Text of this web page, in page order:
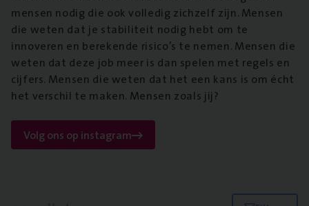
mensen nodig die ook volledig zichzelf zijn. Mensen
die weten dat je stabiliteit nodig hebt om te
innoveren en berekende risico’s te nemen. Mensen die
weten dat deze job meer is dan spelen met regels en
cijfers. Mensen die weten dat het een kans is om écht
het verschil te maken. Mensen zoals jij?
Volg ons op instagram